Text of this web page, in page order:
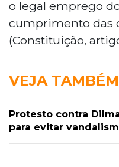
o legal emprego
cumprimento das
(Constituição,
VEJA TAMBÉM
Protesto contra
para evitar